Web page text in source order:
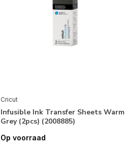
Cricut
Infusible Ink Transfer Sheets Warm
Grey (2pcs) (2008885)
Op voorraad